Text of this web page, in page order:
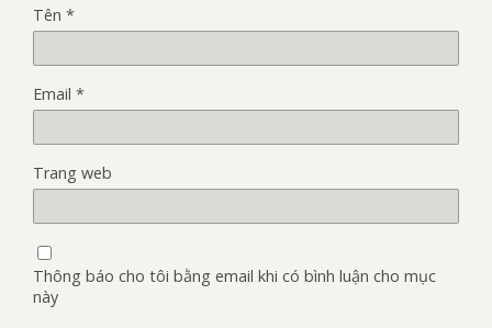
Tên *
Email *
Trang web
Thông báo cho tôi bằng email khi có bình luận cho mục
này